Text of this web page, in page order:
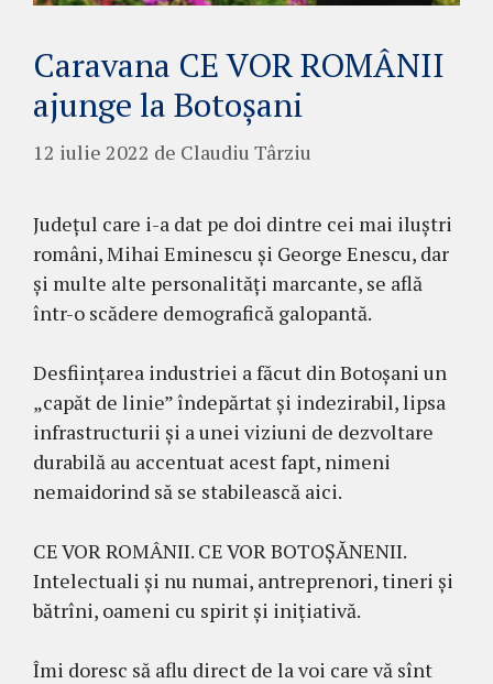
Caravana CE VOR ROMÂNII
ajunge la Botoșani
12 iulie 2022 de Claudiu Târziu
Județul care i-a dat pe doi dintre cei mai iluștri
români, Mihai Eminescu și George Enescu, dar
și multe alte personalități marcante, se află
într-o scădere demografică galopantă.
Desființarea industriei a făcut din Botoșani un
„capăt de linie” îndepărtat și indezirabil, lipsa
infrastructurii și a unei viziuni de dezvoltare
durabilă au accentuat acest fapt, nimeni
nemaidorind să se stabilească aici.
CE VOR ROMÂNII. CE VOR BOTOȘĂNENII.
Intelectuali și nu numai, antreprenori, tineri și
bătrîni, oameni cu spirit și inițiativă.
Îmi doresc să aflu direct de la voi care vă sînt